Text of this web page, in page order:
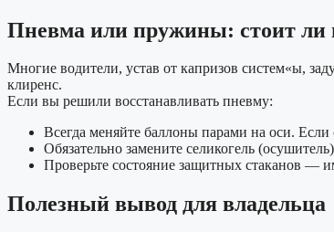
Пневма или пружины: стоит ли
Многие водители, устав от капризов систем«ы,
клиренс.
Если вы решили восстанавливать пневму:
Всегда меняйте баллоны парами на оси.
Обязательно замените селикогель
Проверьте состояние защитных стаканов —
Полезный вывод для владельца